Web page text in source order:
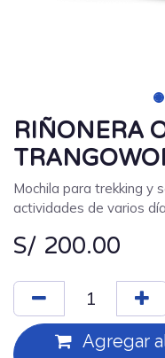
RIÑONERA
Mochila para trekking y
actividades de varios
S/ 200.00
Agregar